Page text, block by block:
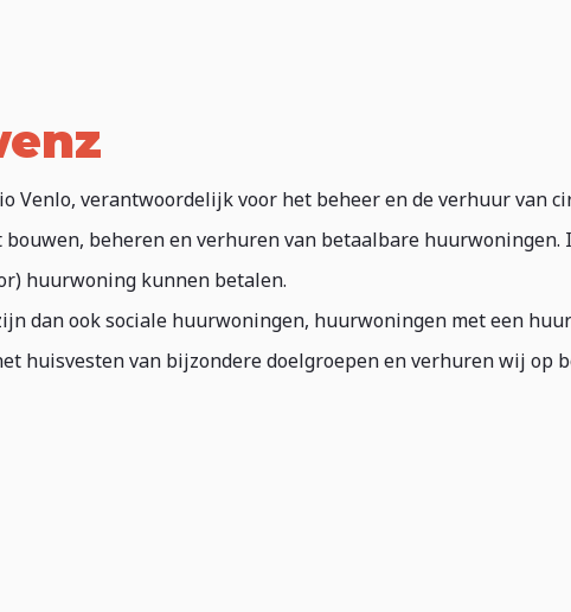
Venlo, verantwoordelijk voor het beheer en de verhuur van
beheren en verhuren van betaalbare huurwoningen.
huurwoning kunnen betalen.
dan ook sociale huurwoningen, huurwoningen met een
huisvesten van bijzondere doelgroepen en verhuren wij op